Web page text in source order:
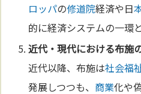
ロッパの修道院経済や日
的に経済システムの一環
近代・現代における布施
近代以降、布施は社会福
発展しつつも、 商業化や